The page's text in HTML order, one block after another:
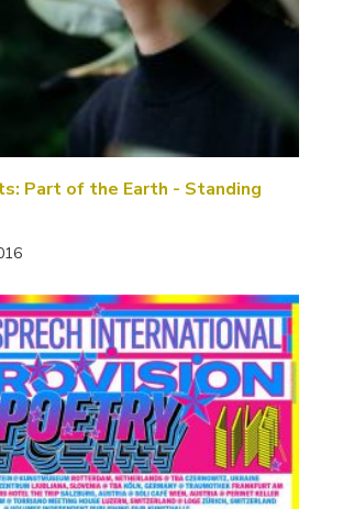
Part of the Earth - Standing